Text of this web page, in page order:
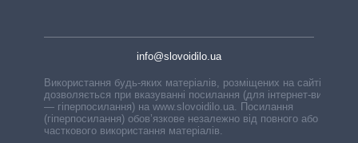
info@slovoidilo.ua
Використання будь-яких матеріалів, розміщених на сайті,
дозволяється при вказуванні посилання (для інтернет-видань
— гіперпосилання) на www.slovoidilo.ua. Посилання
(гіперпосилання) обов’язкове незалежно від повного або
часткового використання матеріалів.